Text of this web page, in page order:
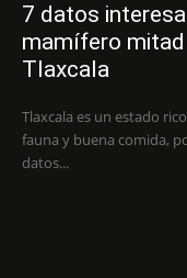
7 datos
mamífero mitad
Tlaxcala
Tlaxcala es un estado
fauna y buena comida,
datos...